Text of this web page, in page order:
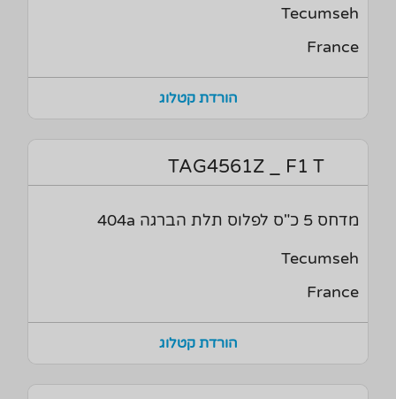
Tecumseh
France
הורדת קטלוג
TAG4561Z _ F1 T
מדחס 5 כ"ס לפלוס תלת הברגה 404a
Tecumseh
France
הורדת קטלוג